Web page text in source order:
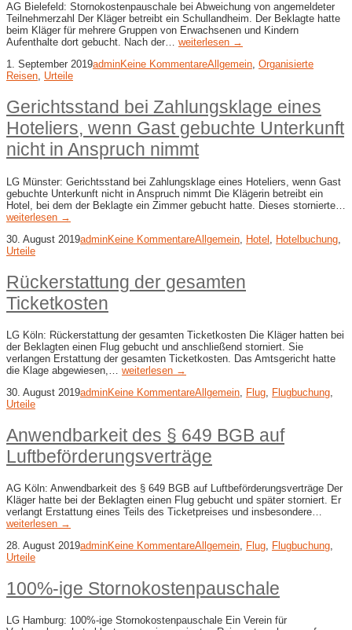
AG Bielefeld: Stornokostenpauschale bei Abweichung von angemeldeter
Teilnehmerzahl Der Kläger betreibt ein Schullandheim. Der Beklagte hatte
beim Kläger für mehrere Gruppen von Erwachsenen und Kindern
Aufenthalte dort gebucht. Nach der… weiterlesen →
1. September 2019adminKeine KommentareAllgemein, Organisierte
Reisen, Urteile
Gerichtsstand bei Zahlungsklage eines
Hoteliers, wenn Gast gebuchte Unterkunft
nicht in Anspruch nimmt
LG Münster: Gerichtsstand bei Zahlungsklage eines Hoteliers, wenn Gast
gebuchte Unterkunft nicht in Anspruch nimmt Die Klägerin betreibt ein
Hotel, bei dem der Beklagte ein Zimmer gebucht hatte. Dieses stornierte…
weiterlesen →
30. August 2019adminKeine KommentareAllgemein Hotel Hotelbuchung
Urteile
Rückerstattung der gesamten
Ticketkosten
LG Köln: Rückerstattung der gesamten Ticketkosten Die Kläger hatten bei
der Beklagten einen Flug gebucht und anschließend storniert. Sie
verlangen Erstattung der gesamten Ticketkosten. Das Amtsgericht hatte
die Klage abgewiesen,… weiterlesen →
30. August 2019adminKeine KommentareAllgemein Flug Flugbuchung
Urteile
Anwendbarkeit des § 649 BGB auf
Luftbeförderungsverträge
AG Köln: Anwendbarkeit des § 649 BGB auf Luftbeförderungsverträge Der
Kläger hatte bei der Beklagten einen Flug gebucht und später storniert. Er
verlangt Erstattung eines Teils des Ticketpreises und insbesondere…
weiterlesen →
28. August 2019adminKeine KommentareAllgemein Flug Flugbuchung
Urteile
100%-ige Stornokostenpauschale
LG Hamburg: 100%-ige Stornokostenpauschale Ein Verein für